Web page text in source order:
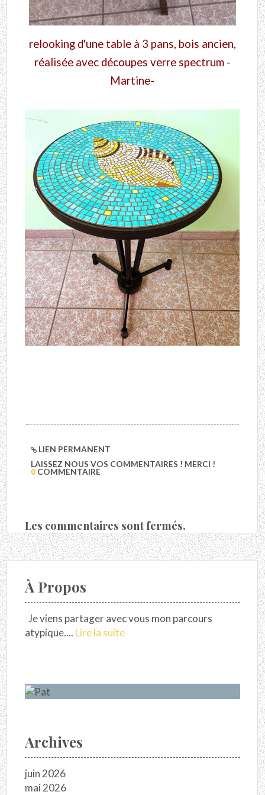
À Propos
Je viens partager avec vous mon parcours
atypique.... Lire la suite
Archives
juin 2026
mai 2026
relooking d'une table à 3 pans, bois ancien,
réalisée avec découpes verre spectrum -
Martine-
LIEN PERMANENT
LAISSEZ NOUS VOS COMMENTAIRES ! MERCI !
0 COMMENTAIRE
Les commentaires sont fermés.